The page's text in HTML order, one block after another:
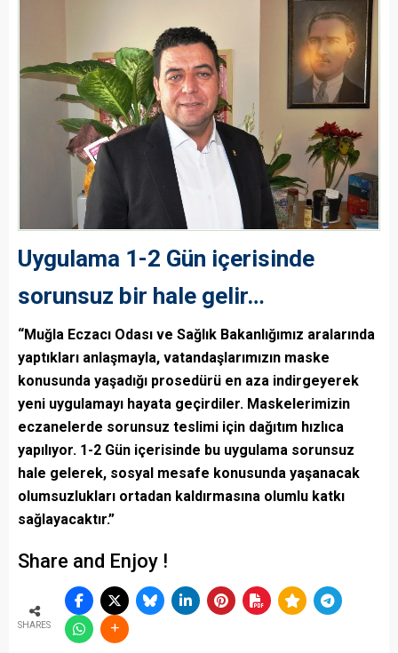
Uygulama 1-2 Gün içerisinde
sorunsuz bir hale gelir…
“Muğla Eczacı Odası ve Sağlık Bakanlığımız aralarında
yaptıkları anlaşmayla, vatandaşlarımızın maske
konusunda yaşadığı prosedürü en aza indirgeyerek
yeni uygulamayı hayata geçirdiler. Maskelerimizin
eczanelerde sorunsuz teslimi için dağıtım hızlıca
yapılıyor. 1-2 Gün içerisinde bu uygulama sorunsuz
hale gelerek, sosyal mesafe konusunda yaşanacak
olumsuzlukları ortadan kaldırmasına olumlu katkı
sağlayacaktır.”
Share and Enjoy !
SHARES